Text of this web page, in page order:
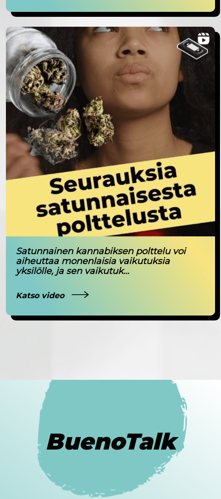
Satunnainen kannabiksen polttelu voi
aiheuttaa monenlaisia vaikutuksia
yksilölle, ja sen vaikutuk...
Katso video
BuenoTalk